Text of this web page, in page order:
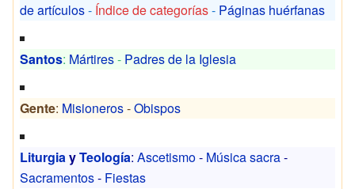
de artículos- Índice de categorías- Páginas huérfanas
Santos: Mártires- Padres de la Iglesia
Gente: Misioneros-Obispos
LiturgiayTeología: Ascetismo- Música sacra-
Sacramentos- Fiestas